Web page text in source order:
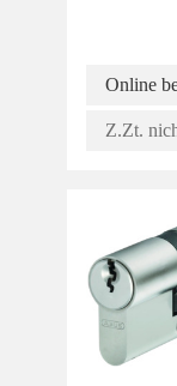
Online
Z.Zt.